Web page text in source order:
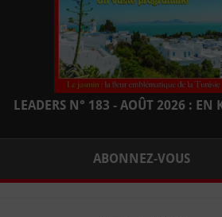
LEADERS N° 183 - AOÛT 2026 : EN
ABONNEZ-VOUS